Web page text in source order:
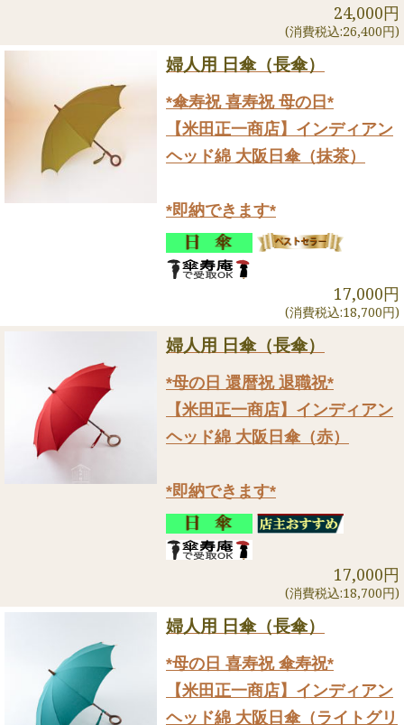
24,000円
(消費税込:26,400円)
婦人用 日傘（長傘）
*傘寿祝 喜寿祝 母の日*
【米田正一商店】インディアン
ヘッド綿 大阪日傘（抹茶）
*即納できます*
17,000円
(消費税込:18,700円)
婦人用 日傘（長傘）
*母の日 還暦祝 退職祝*
【米田正一商店】インディアン
ヘッド綿 大阪日傘（赤）
*即納できます*
17,000円
(消費税込:18,700円)
婦人用 日傘（長傘）
*母の日 喜寿祝 傘寿祝*
【米田正一商店】インディアン
ヘッド綿 大阪日傘（ライトグリ